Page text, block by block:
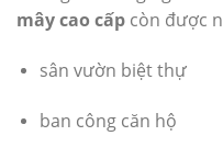
mây cao cấp còn được
sân vườn biệt thự
ban công căn hộ